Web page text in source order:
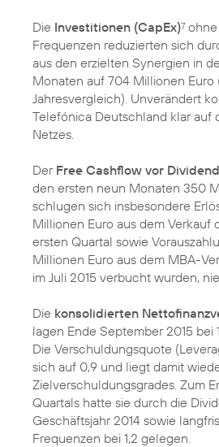
Die Investitionen (CapEx)7
Frequenzen reduzierten sich
aus den erzielten Synergien in
Monaten auf 704 Millionen Euro
Jahresvergleich). Unverändert
Telefónica Deutschland klar auf
Netzes.
Der Free Cashflow vor
den ersten neun Monaten 350
schlugen sich insbesondere
Millionen Euro aus dem Verkauf
ersten Quartal sowie
Millionen Euro aus dem MBA-
im Juli 2015 verbucht wurden,
Die konsolidierten
lagen Ende September 2015 bei
Die Verschuldungsquote
sich auf 0,9 und liegt damit
Zielverschuldungsgrades. Zum
Quartals hatte sie durch die
Geschäftsjahr 2014 sowie
Frequenzen bei 1,2 gelegen.